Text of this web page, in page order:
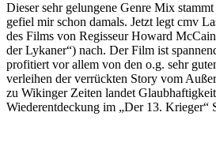
Dieser sehr gelungene Genre Mix
gefiel mir schon damals. Jetzt legt cmv
des Films von Regisseur Howard
der Lykaner“) nach. Der Film ist
profitiert vor allem von den o.g. sehr
verleihen der verrückten Story vom
zu Wikinger Zeiten landet
Wiederentdeckung im „Der 13. Krieger“